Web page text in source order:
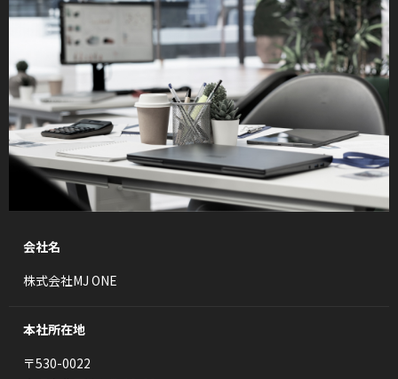
会社名
株式会社MJ ONE
本社所在地
〒530-0022